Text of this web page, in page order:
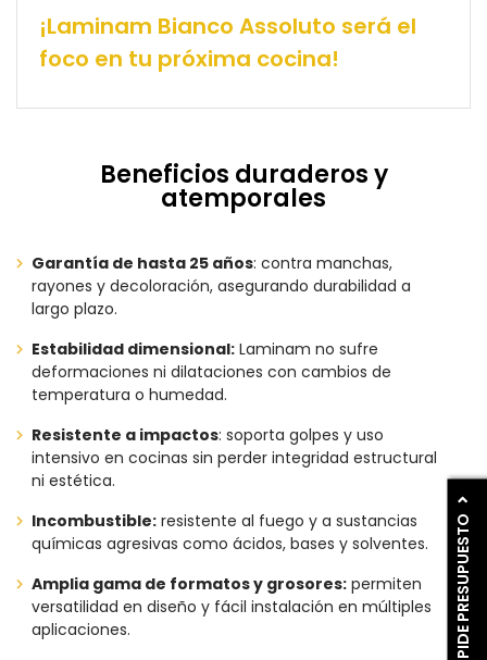
PIDE PRESUPUESTO
¡Laminam Bianco Assoluto será el
foco en tu próxima cocina!
Beneficios duraderos y
atemporales
Garantía de hasta 25 años: contra manchas,
rayones y decoloración, asegurando durabilidad a
largo plazo.
Estabilidad dimensional: Laminam no sufre
deformaciones ni dilataciones con cambios de
temperatura o humedad.
Resistente a impactos: soporta golpes y uso
intensivo en cocinas sin perder integridad estructural
ni estética.
Incombustible: resistente al fuego y a sustancias
químicas agresivas como ácidos, bases y solventes.
Amplia gama de formatos y grosores: permiten
versatilidad en diseño y fácil instalación en múltiples
aplicaciones.